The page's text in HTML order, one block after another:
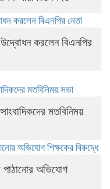
করলেন বিএনপির
মতবিনিময়
পাঠানোর অভিযোগ